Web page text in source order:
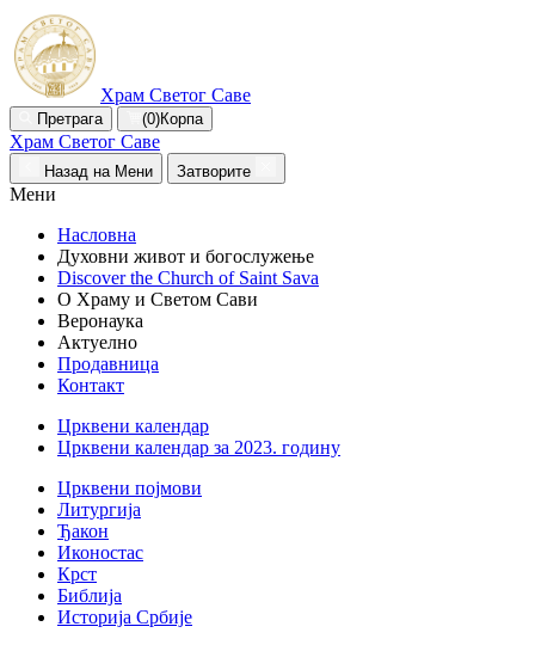
Храм Светог Саве
Претрага (0)Корпа
Храм Светог Саве
Назад на Мени Затворите
Мени
Насловна
Духовни живот и богослужење
Discover the Church of Saint Sava
О Храму и Светом Сави
Веронаука
Актуелно
Продавница
Контакт
Црквени календар
Црквени календар за 2023. годину
Црквени појмови
Литургија
Ђакон
Иконостас
Крст
Библија
Историја Србије